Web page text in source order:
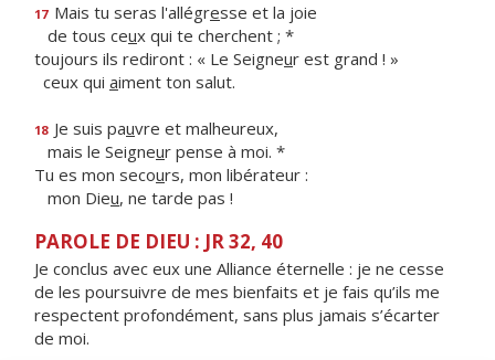
17 Mais tu seras l'allégresse et la joie
de tous ceux qui te cherchent ; *
toujours ils rediront : « Le Seigneur est grand ! »
ceux qui aiment ton salut.
18 Je suis pauvre et malheureux,
mais le Seigneur pense à moi. *
Tu es mon secours, mon libérateur :
mon Dieu, ne tarde pas !
PAROLE DE DIEU : JR 32, 40
Je conclus avec eux une Alliance éternelle : je ne cesse
de les poursuivre de mes bienfaits et je fais qu’ils me
respectent profondément, sans plus jamais s’écarter
de moi.